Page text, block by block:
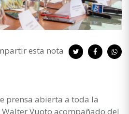
esta nota
prensa abierta a toda la
Vuoto acompañado del